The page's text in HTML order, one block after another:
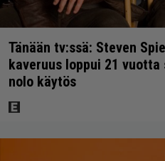
Tänään tv:ssä: Steven
kaveruus loppui 21
nolo käytös